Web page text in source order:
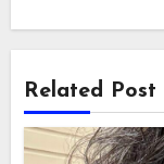
Related Post